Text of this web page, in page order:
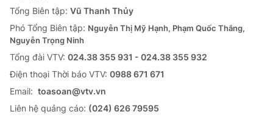
Tổng Biên tập: Vũ Thanh Thủy
Phó Tổng Biên tập: Nguyễn Thị Mỹ Hạnh, Phạm Quốc Thắng,
Nguyễn Trọng Ninh
Tổng đài VTV: 024.38 355 931 - 024.38 355 932
Ðiện thoại Thời báo VTV: 0988 671 671
Email: toasoan@vtv.vn
Liên hệ quảng cáo: (024) 626 79595